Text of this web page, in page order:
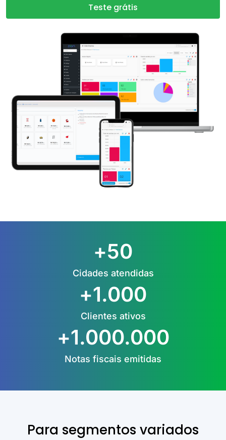
Teste grátis
Cidades atendidas
+50
Clientes ativos
+1.000
Notas fiscais emitidas
+1.000.000
Para segmentos variados